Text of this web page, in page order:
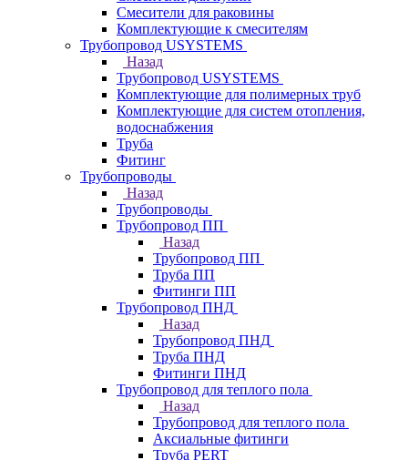
Смесители для раковины
Комплектующие к смесителям
Трубопровод USYSTEMS
Назад
Трубопровод USYSTEMS
Комплектующие для полимерных труб
Комплектующие для систем отопления,
водоснабжения
Труба
Фитинг
Трубопроводы
Назад
Трубопроводы
Трубопровод ПП
Назад
Трубопровод ПП
Труба ПП
Фитинги ПП
Трубопровод ПНД
Назад
Трубопровод ПНД
Труба ПНД
Фитинги ПНД
Трубопровод для теплого пола
Назад
Трубопровод для теплого пола
Аксиальные фитинги
Труба PERT